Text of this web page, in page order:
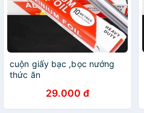
cuộn giấy bạc ,bọc nướng
thức ăn
29.000 đ